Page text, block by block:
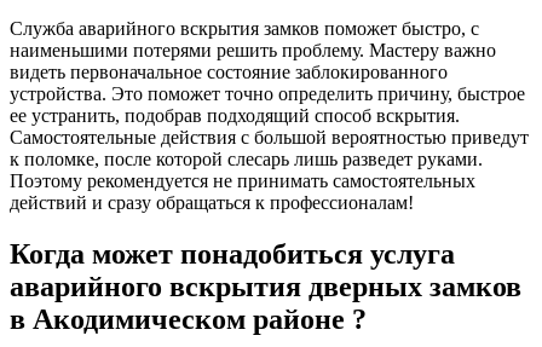
Служба аварийного вскрытия замков поможет быстро, с
наименьшими потерями решить проблему. Мастеру важно
видеть первоначальное состояние заблокированного
устройства. Это поможет точно определить причину, быстрое
ее устранить, подобрав подходящий способ вскрытия.
Самостоятельные действия с большой вероятностью приведут
к поломке, после которой слесарь лишь разведет руками.
Поэтому рекомендуется не принимать самостоятельных
действий и сразу обращаться к профессионалам!
Когда может понадобиться услуга
аварийного вскрытия дверных замков
в Акодимическом районе ?